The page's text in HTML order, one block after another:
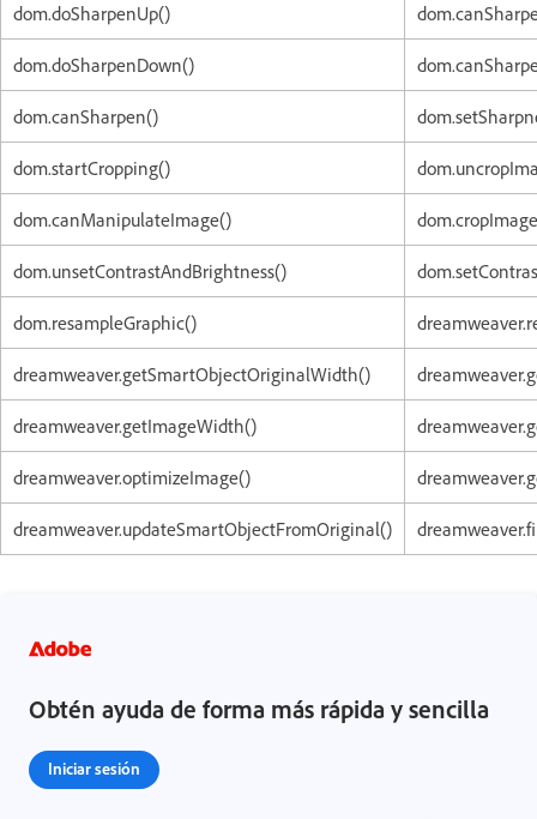
dom.doSharpenUp()
dom.doSharpenDown()
dom.canSharpen()
dom.startCropping()
dom.canManipulateImage()
dom.unsetContrastAndBrightness()
dom.resampleGraphic()
dreamweaver.getSmartObjectOriginalWidth()
dreamweaver.getImageWidth()
dreamweaver.optimizeImage()
dreamweaver.updateSmartObjectFromOriginal()
Obtén ayuda de forma más rápida y sencilla
Iniciar sesión